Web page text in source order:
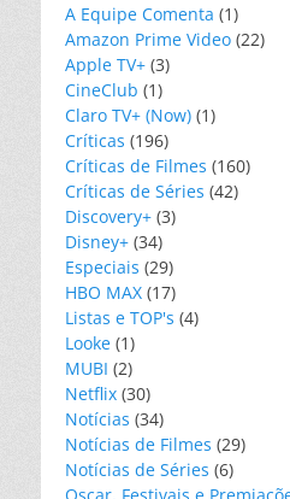
A Equipe Comenta (1)
Amazon Prime Video (22)
Apple TV+ (3)
CineClub (1)
Claro TV+ (Now) (1)
Críticas (196)
Críticas de Filmes (160)
Críticas de Séries (42)
Discovery+ (3)
Disney+ (34)
Especiais (29)
HBO MAX (17)
Listas e TOP's (4)
Looke (1)
MUBI (2)
Netflix (30)
Notícias (34)
Notícias de Filmes (29)
Notícias de Séries (6)